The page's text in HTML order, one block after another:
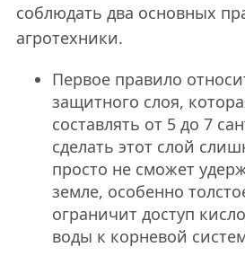
соблюдать два основных
агротехники.
Первое правило
защитного слоя,
составлять от 5 до 7
сделать этот слой
просто не сможет
земле, особенно
ограничит доступ
воды к корневой